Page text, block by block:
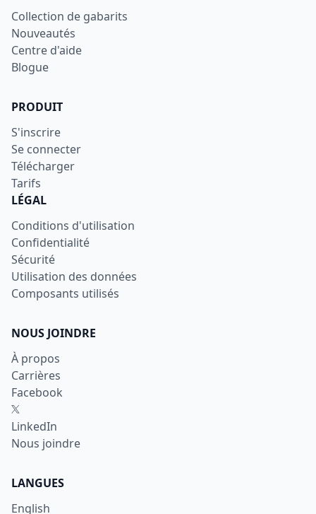
Collection de gabarits
Nouveautés
Centre d'aide
Blogue
PRODUIT
S'inscrire
Se connecter
Télécharger
Tarifs
LÉGAL
Conditions d'utilisation
Confidentialité
Sécurité
Utilisation des données
Composants utilisés
NOUS JOINDRE
À propos
Carrières
Facebook
X
LinkedIn
Nous joindre
LANGUES
English